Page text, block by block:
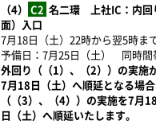
（4） C2 名二環 上社IC：内回
面）入口
7月18日（土）22時から翌5時ま
予備日：7月25日（土） 同時間
外回り（（1）、（2））の実施
7月18日（土）へ順延となる場
（（3）、（4））の実施を7月
日（土）へ順延いたします。